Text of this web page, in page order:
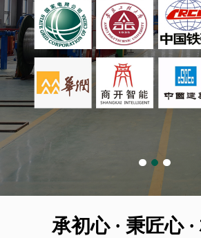
承初心 · 秉匠心